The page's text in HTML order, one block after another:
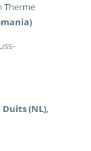
Therme
Duits (NL),